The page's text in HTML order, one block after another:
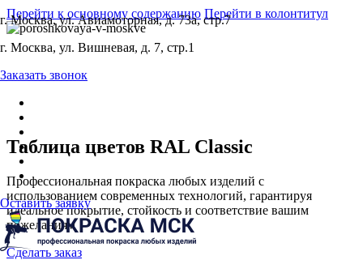
Перейти к основному содержанию Перейти в колонтитул
г. Москва, ул. Авиамоторная, д. 73а, стр.7
г. Москва, ул. Вишневая, д. 7, стр.1
Заказать звонок
Оставить заявку
Таблица цветов RAL Classic
Профессиональная покраска любых изделий с
использованием современных технологий, гарантируя
идеальное покрытие, стойкость и соответствие вашим
пожеланиям
Сделать заказ